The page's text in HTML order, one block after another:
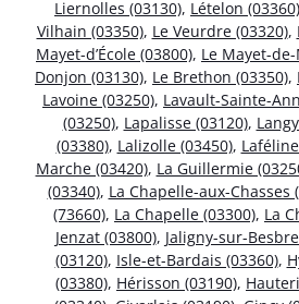
Liernolles (03130), Lételon (03360)
Vilhain (03350), Le Veurdre (03320),
Mayet-d’École (03800), Le Mayet-
Donjon (03130), Le Brethon (03350),
Lavoine (03250), Lavault-Sainte-
(03250), Lapalisse (03120),
(03380), Lalizolle (03450),
Marche (03420), La Guillermie
(03340), La Chapelle-aux-Chasses
(73660), La Chapelle (03300), La
Jenzat (03800), Jaligny-sur-
(03120), Isle-et-Bardais (03360),
(03380), Hérisson (03190),